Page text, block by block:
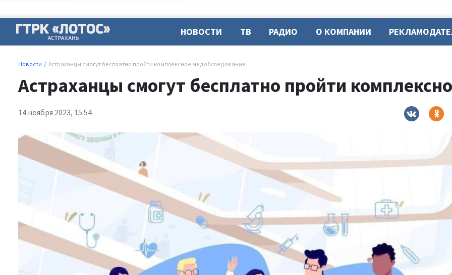
НОВОСТИ ТВ РАДИО О КОМПАНИИ
Новости Астраханцы смогут бесплатно пройти комплексное медобследование
Астраханцы смогут бесплатно пройти
14 ноября 2023, 15:54